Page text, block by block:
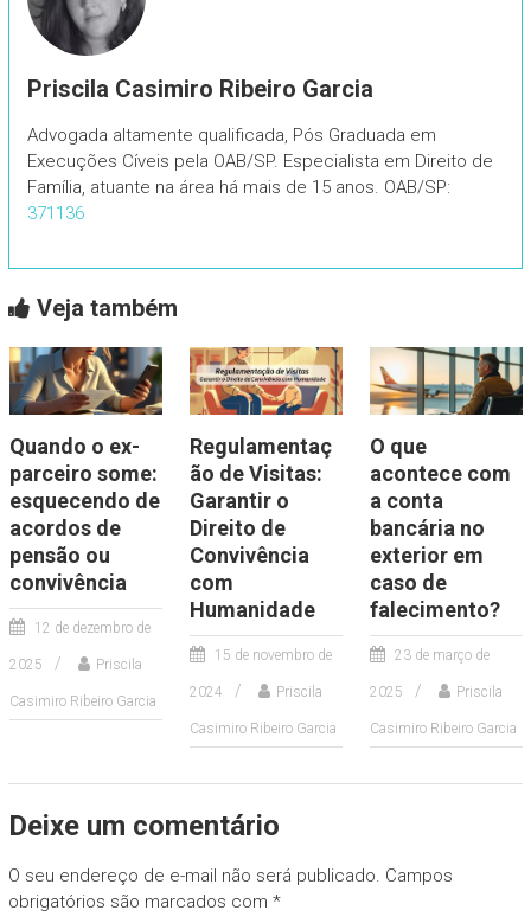
Priscila Casimiro Ribeiro Garcia
Advogada altamente qualificada, Pós Graduada em
Execuções Cíveis pela OAB/SP. Especialista em Direito de
Família, atuante na área há mais de 15 anos. OAB/SP:
371136
Veja também
Quando o ex-
parceiro some:
esquecendo de
acordos de
pensão ou
convivência
12 de dezembro de
2025 Priscila
Casimiro Ribeiro Garcia
Regulamentaç
ão de Visitas:
Garantir o
Direito de
Convivência
com
Humanidade
15 de novembro de
2024 Priscila
Casimiro Ribeiro Garcia
O que
acontece com
a conta
bancária no
exterior em
caso de
falecimento?
23 de março de
2025 Priscila
Casimiro Ribeiro Garcia
Deixe um comentário
O seu endereço de e-mail não será publicado. Campos
obrigatórios são marcados com *